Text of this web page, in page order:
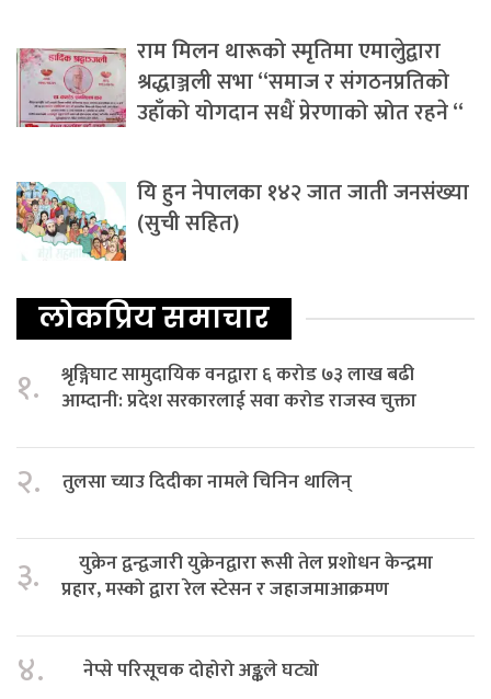
राम मिलन थारूको स्मृतिमा एमालेुद्वारा
श्रद्धाञ्जली सभा “समाज र संगठनप्रतिको
उहाँको योगदान सधैं प्रेरणाको स्रोत रहने “
यि हुन नेपालका १४२ जात जाती जनसंख्या
(सुची सहित)
लोकप्रिय समाचार
१.
श्रृङ्गिघाट सामुदायिक वनद्वारा ६ करोड ७३ लाख बढी
आम्दानी: प्रदेश सरकारलाई सवा करोड राजस्व चुक्ता
२. तुलसा च्याउ दिदीका नामले चिनिन थालिन्
३.
युक्रेन द्वन्द्वजारी युक्रेनद्वारा रूसी तेल प्रशोधन केन्द्रमा
प्रहार, मस्को द्वारा रेल स्टेसन र जहाजमाआक्रमण
४. नेप्से परिसूचक दोहोरो अङ्कले घट्यो